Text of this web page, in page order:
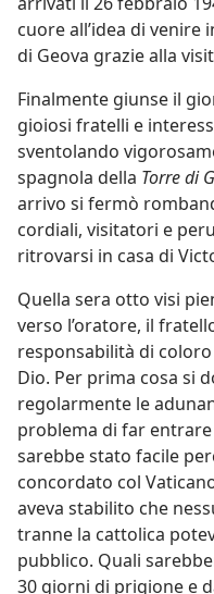
cuore all’idea di venire
di Geova grazie alla
Finalmente giunse il
gioiosi fratelli e
sventolando
spagnola della Torre di
arrivo si fermò
cordiali, visitatori e
ritrovarsi in casa di
Quella sera otto visi
verso l’oratore, il
responsabilità di
Dio. Per prima cosa si
regolarmente le
problema di far
sarebbe stato facile
concordato col
aveva stabilito che
tranne la cattolica
pubblico. Quali
30 giorni di prigione e